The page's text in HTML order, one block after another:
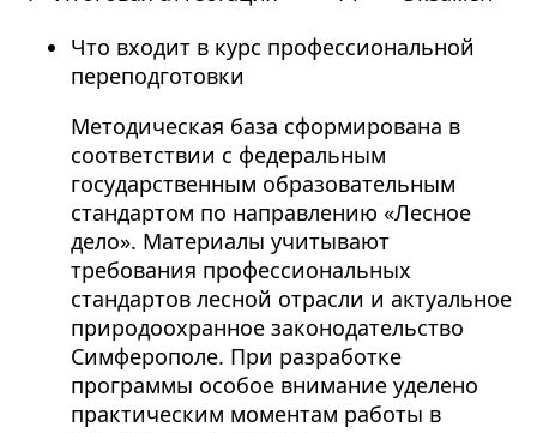
Что входит в курс профессиональной
переподготовки
Методическая база сформирована в
соответствии с федеральным
государственным образовательным
стандартом по направлению «Лесное
дело». Материалы учитывают
требования профессиональных
стандартов лесной отрасли и актуальное
природоохранное законодательство
Симферополе. При разработке
программы особое внимание уделено
практическим моментам работы в